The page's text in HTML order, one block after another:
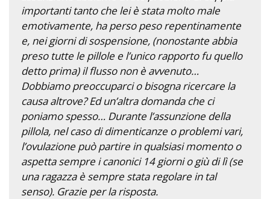
importanti tanto che lei è stata molto male
emotivamente, ha perso peso repentinamente
e, nei giorni di sospensione, (nonostante abbia
preso tutte le pillole e l’unico rapporto fu quello
detto prima) il flusso non è avvenuto…
Dobbiamo preoccuparci o bisogna ricercare la
causa altrove? Ed un’altra domanda che ci
poniamo spesso… Durante l’assunzione della
pillola, nel caso di dimenticanze o problemi vari,
l’ovulazione può partire in qualsiasi momento o
aspetta sempre i canonici 14 giorni o giù di lì (se
una ragazza è sempre stata regolare in tal
senso). Grazie per la risposta.